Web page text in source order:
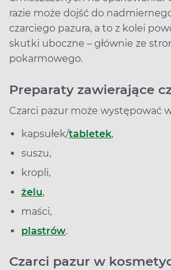
razie może dojść do
czarciego pazura, a to z kolei
skutki uboczne – głównie ze
pokarmowego.
Preparaty zawierające
Czarci pazur może występować
kapsułek/tabletek,
suszu,
kropli,
żelu,
maści,
plastrów.
Czarci pazur w